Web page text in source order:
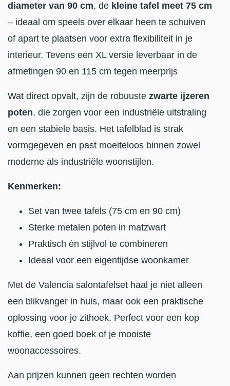
diameter van 90 cm, de kleine tafel meet 75 cm
– ideaal om speels over elkaar heen te schuiven
of apart te plaatsen voor extra flexibiliteit in je
interieur. Tevens een XL versie leverbaar in de
afmetingen 90 en 115 cm tegen meerprijs
Wat direct opvalt, zijn de robuuste zwarte ijzeren
poten, die zorgen voor een industriële uitstraling
en een stabiele basis. Het tafelblad is strak
vormgegeven en past moeiteloos binnen zowel
moderne als industriële woonstijlen.
Kenmerken:
Set van twee tafels (75 cm en 90 cm)
Sterke metalen poten in matzwart
Praktisch én stijlvol te combineren
Ideaal voor een eigentijdse woonkamer
Met de Valencia salontafelset haal je niet alleen
een blikvanger in huis, maar ook een praktische
oplossing voor je zithoek. Perfect voor een kop
koffie, een goed boek of je mooiste
woonaccessoires.
Aan prijzen kunnen geen rechten worden